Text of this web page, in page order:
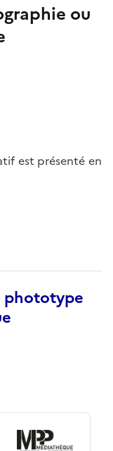
ou
est présenté en
phototype